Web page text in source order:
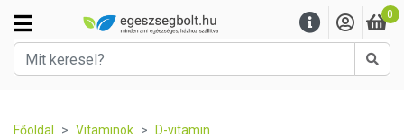
0
Főoldal Vitaminok
D-vitamin